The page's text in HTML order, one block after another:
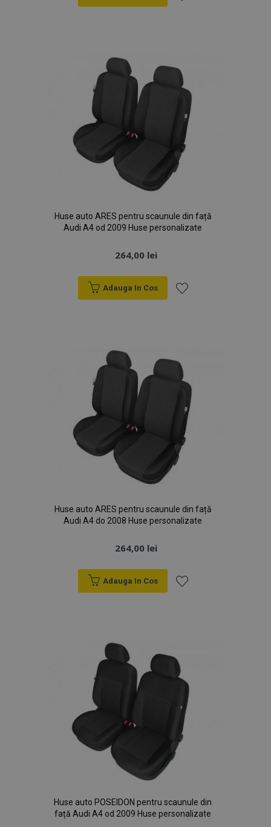
Dorințe
Huse auto ARES pentru scaunule din față
Audi A4 od 2009 Huse personalizate
264,00 lei
Adauga In Cos
Dorințe
Huse auto ARES pentru scaunule din față
Audi A4 do 2008 Huse personalizate
264,00 lei
Adauga In Cos
Huse auto POSEIDON pentru scaunule din
față Audi A4 od 2009 Huse personalizate